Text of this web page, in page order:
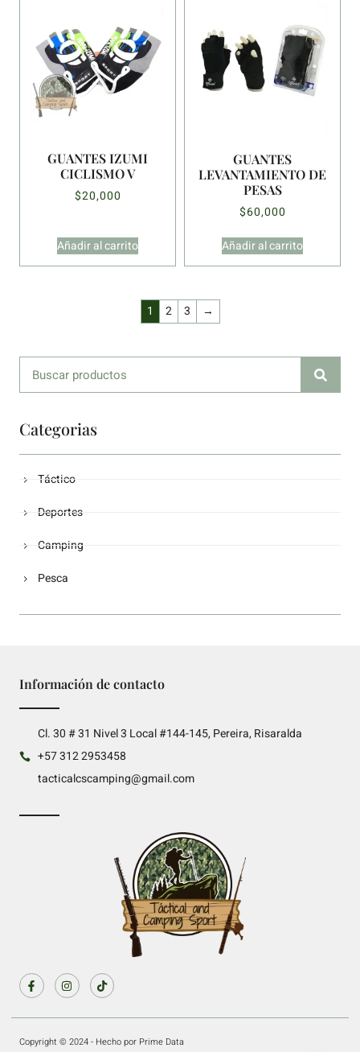
Categorias
Táctico
Deportes
Camping
Pesca
GUANTES IZUMI
CICLISMO V
$20,000
Añadir al carrito
GUANTES
LEVANTAMIENTO DE
PESAS
$60,000
Añadir al carrito
1 2 3 →
Información de contacto
Cl. 30 # 31 Nivel 3 Local #144-145, Pereira, Risaralda
+57 312 2953458
tacticalcscamping@gmail.com
Copyright © 2024 - Hecho por Prime Data